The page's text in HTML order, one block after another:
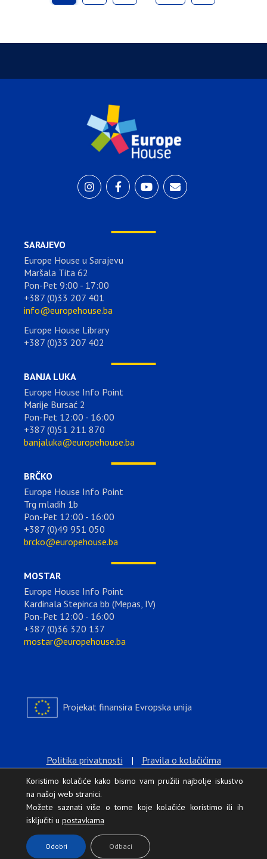
SARAJEVO
Europe House u Sarajevu
Maršala Tita 62
Pon-Pet 9:00 - 17:00
+387 (0)33 207 401
info@europehouse.ba
Europe House Library
+387 (0)33 207 402
BANJA LUKA
Europe House Info Point
Marije Bursać 2
Pon-Pet 12:00 - 16:00
+387 (0)51 211 870
banjaluka@europehouse.ba
BRČKO
Europe House Info Point
Trg mladih 1b
Pon-Pet 12:00 - 16:00
+387 (0)49 951 050
brcko@europehouse.ba
MOSTAR
Europe House Info Point
Kardinala Stepinca bb (Mepas, IV)
Pon-Pet 12:00 - 16:00
+387 (0)36 320 137
mostar@europehouse.ba
Projekat finansira Evropska unija
Politika privatnosti | Pravila o kolačićima
Europe House © 2026 Sva prava zadržana.
Koristimo kolačiće kako bismo vam pružili najbolje iskustvo
na našoj web stranici.
Možete saznati više o tome koje kolačiće koristimo ili ih
isključiti u postavkama
.
Odobri Odbaci